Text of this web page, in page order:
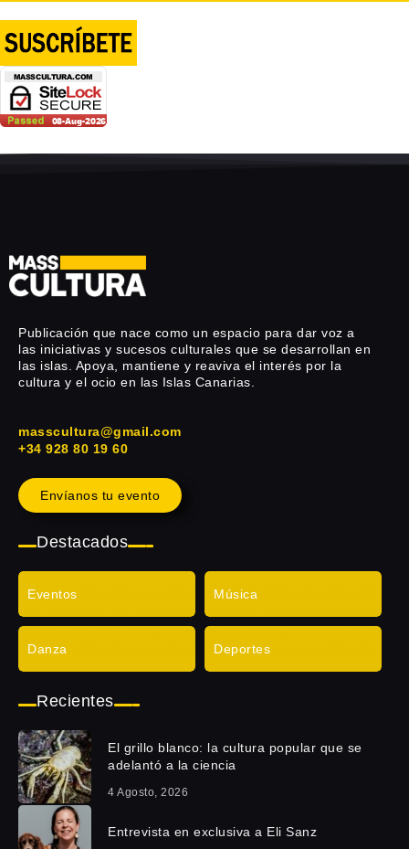
Publicación que nace como un espacio para dar voz a
las iniciativas y sucesos culturales que se desarrollan en
las islas. Apoya, mantiene y reaviva el interés por la
cultura y el ocio en las Islas Canarias.
masscultura@gmail.com
+34 928 80 19 60
Envíanos tu evento
Destacados
Eventos Música
Danza Deportes
Recientes
El grillo blanco: la cultura popular que se
adelantó a la ciencia
4 Agosto, 2026
Entrevista en exclusiva a Eli Sanz